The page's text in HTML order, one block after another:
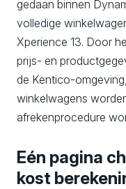
gedaan binnen
volledige
Xperience 13. Door
prijs- en
de Kentico-
winkelwagens
afrekenprocedure
Eén pagina
kost